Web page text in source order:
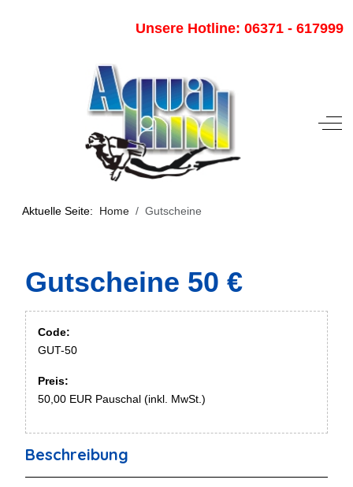
Unsere Hotline: 06371 - 617999
Off-
Aktuelle Seite: Home Gutscheine
Gutscheine 50 €
Code:
GUT-50
Preis:
50,00 EUR Pauschal (inkl. MwSt.)
Beschreibung